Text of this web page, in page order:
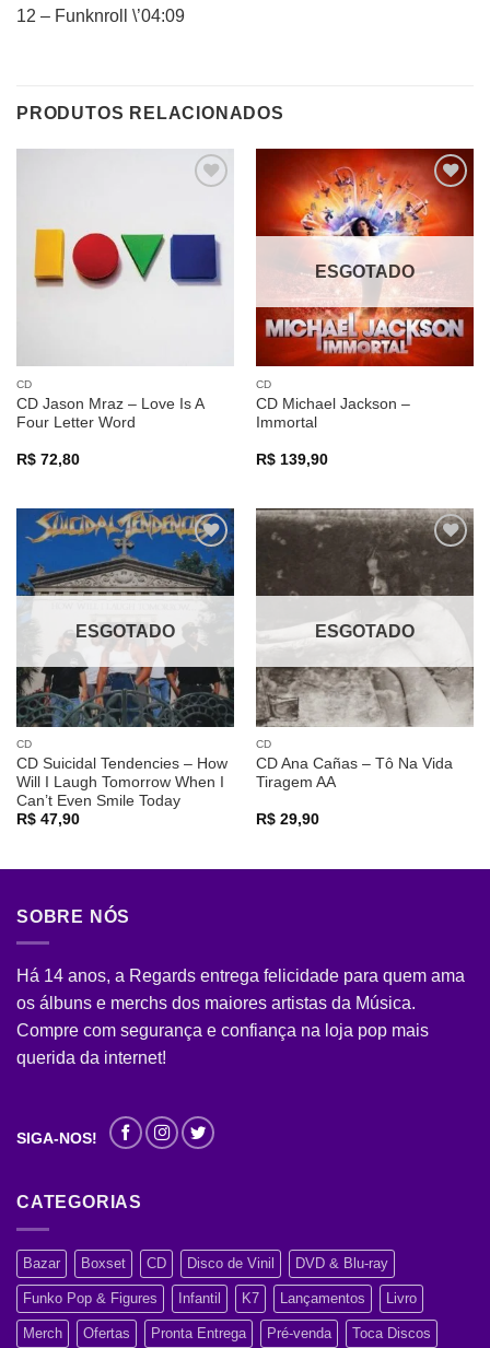
12 – Funknroll \’04:09
PRODUTOS RELACIONADOS
desejos
CD
CD Jason Mraz – Love Is A
Four Letter Word
R$72,80
Adicionar
a lista de
desejos
ESGOTADO
CD
CD Michael Jackson –
Immortal
R$139,90
Adicionar
a lista de
desejos
ESGOTADO
CD
CD Suicidal Tendencies – How
Will I Laugh Tomorrow When I
Can’t Even Smile Today
R$47,90
a lista de
desejos
ESGOTADO
CD
CD Ana Cañas – Tô Na Vida
Tiragem AA
R$29,90
SOBRE NÓS
Há 14 anos, a Regards entrega felicidade para quem ama
os álbuns e merchs dos maiores artistas da Música.
Compre com segurança e confiança na loja pop mais
querida da internet!
SIGA-NOS!
CATEGORIAS
Bazar Boxset CD Disco de Vinil DVD & Blu-ray
Funko Pop & Figures Infantil K7 Lançamentos Livro
Merch Ofertas Pronta Entrega Pré-venda Toca Discos